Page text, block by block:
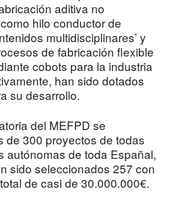
aditiva no
hilo conductor de
multidisciplinares’ y
de fabricación flexible
cobots para la industria
han sido dotados
su desarrollo.
del MEFPD se
de 300 proyectos de todas
autónomas de toda Españal,
sido seleccionados 257 con
de casi de 30.000.000€.